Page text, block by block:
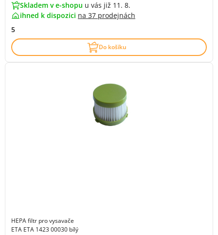
Skladem v e-shopu u vás již 11. 8.
ihned k dispozici na 37 prodejnách
5
Do košíku
HEPA filtr pro vysavače
ETA ETA 1423 00030 bílý